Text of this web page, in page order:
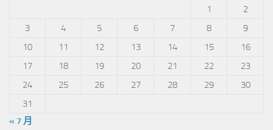
1
2
3
4 5 6 7 8
9
10
11 12 13 14 15
16
17
18 19 20 21 22
23
24
25 26 27 28 29
30
31
« 7 月